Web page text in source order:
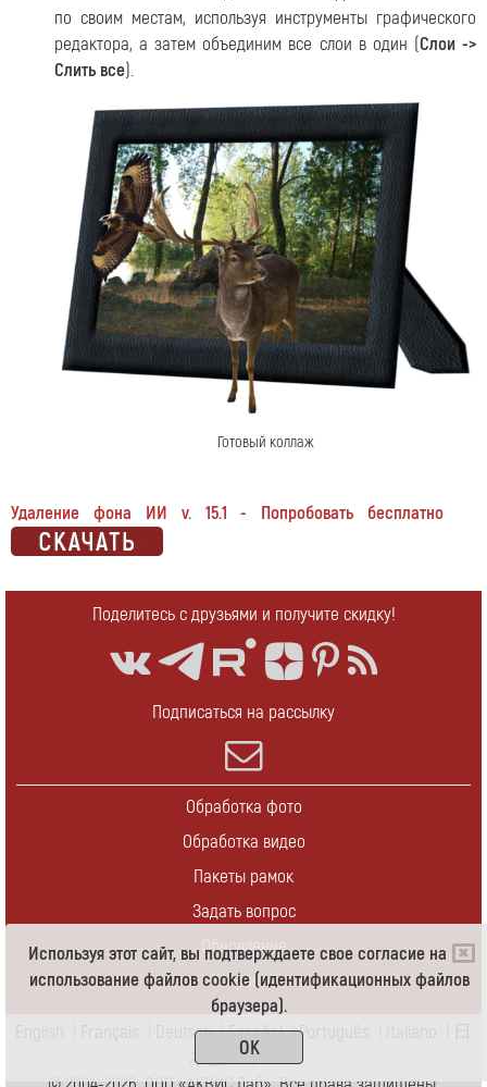
Используя этот сайт, вы подтверждаете свое согласие на
использование файлов cookie (идентификационных файлов
браузера).
OK
по своим местам, используя инструменты графического
редактора, а затем объединим все слои в один (Слои ->
Слить все).
Готовый коллаж
Удаление фона ИИ v. 15.1 - Попробовать бесплатно
Поделитесь с друзьями и получите скидку!
Подписаться на рассылку
Обработка фото
Обработка видео
Пакеты рамок
Задать вопрос
Обновление
Контакты
Deutsch|Español|Português
本語|Pусский